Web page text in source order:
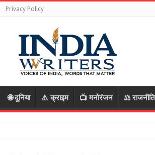
Privacy Policy
🌐 दुनिया ⚠️ क्राइम 📺 मनोरंजन ⚖️ राजनीति